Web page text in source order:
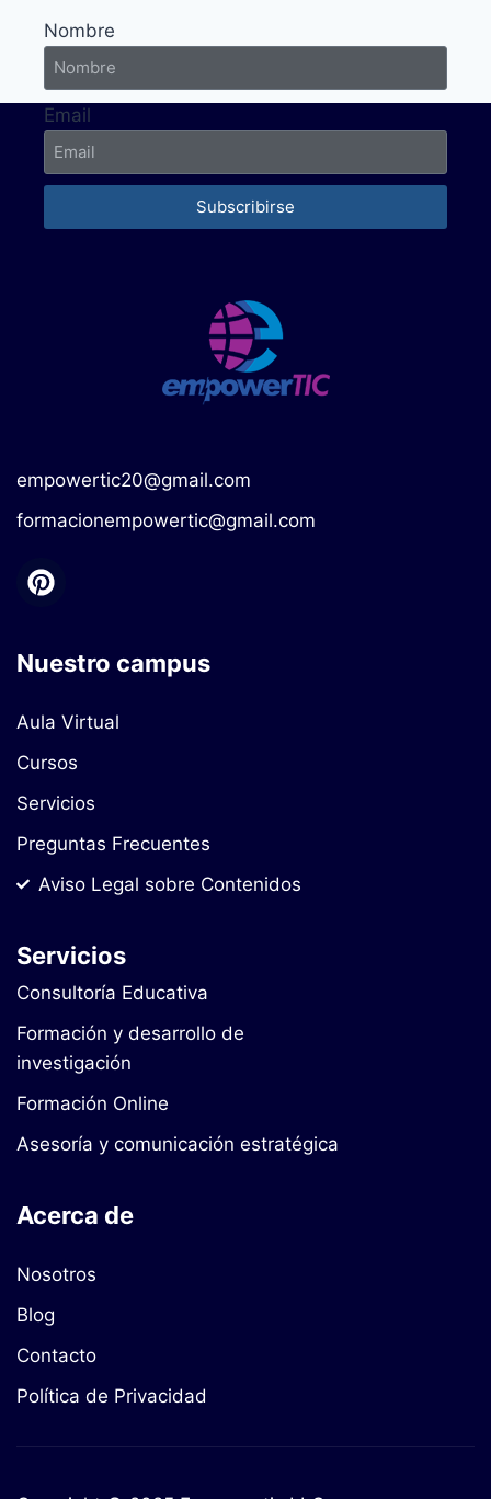
Nombre
Email
Subscribirse
empowertic20@gmail.com
formacionempowertic@gmail.com
Nuestro campus
Aula Virtual
Cursos
Servicios
Preguntas Frecuentes
Aviso Legal sobre Contenidos
Servicios
Consultoría Educativa
Formación y desarrollo de
investigación
Formación Online
Asesoría y comunicación estratégica
Acerca de
Nosotros
Blog
Contacto
Política de Privacidad